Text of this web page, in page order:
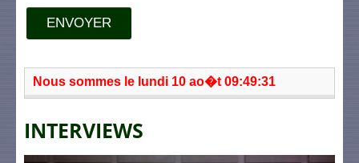
ENVOYER
Nous sommes le lundi 10 ao�t 09:49:31
INTERVIEWS